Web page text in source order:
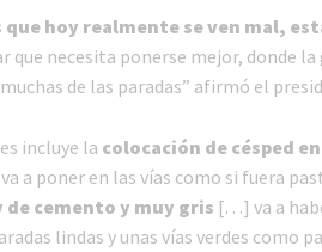
que hoy realmente se ven mal,
que necesita ponerse mejor, donde
de las paradas” afirmó el
incluye la colocación de césped
a poner en las vías como si fuera
de cemento y muy gris […] va a
lindas y unas vías verdes como